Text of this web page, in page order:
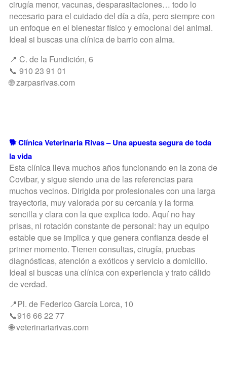
cirugía menor, vacunas, desparasitaciones… todo lo
necesario para el cuidado del día a día, pero siempre con
un enfoque en el bienestar físico y emocional del animal.
Ideal si buscas una clínica de barrio con alma.
📍 C. de la Fundición, 6
📞 910 23 91 01
🌐 zarpasrivas.com
🐕 Clínica Veterinaria Rivas – Una apuesta segura de toda
la vida
Esta clínica lleva muchos años funcionando en la zona de
Covibar, y sigue siendo una de las referencias para
muchos vecinos. Dirigida por profesionales con una larga
trayectoria, muy valorada por su cercanía y la forma
sencilla y clara con la que explica todo. Aquí no hay
prisas, ni rotación constante de personal: hay un equipo
estable que se implica y que genera confianza desde el
primer momento. Tienen consultas, cirugía, pruebas
diagnósticas, atención a exóticos y servicio a domicilio.
Ideal si buscas una clínica con experiencia y trato cálido
de verdad.
📍Pl. de Federico García Lorca, 10
📞916 66 22 77
🌐 veterinariarivas.com